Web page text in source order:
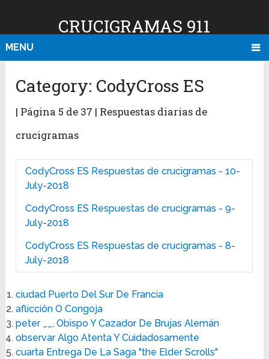
CRUCIGRAMAS 911
MENU
Category: CodyCross ES
| Página 5 de 37 | Respuestas diarias de
crucigramas
CodyCross ES Respuestas de crucigramas - 10-
July-2018
CodyCross ES Respuestas de crucigramas - 9-
July-2018
CodyCross ES Respuestas de crucigramas - 8-
July-2018
ciudad Puerto Del Sur De Francia
aflicción O Congoja
peter __, Obispo Y Cazador De Brujas Alemán
observar Algo Atenta Y Cuidadosamente
cuarta Entrega De La Saga "the Elder Scrolls"